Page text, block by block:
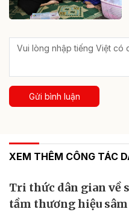
Gửi bình luận
XEM THÊM CÔNG TÁC
Tri thức dân gian về
tầm thương hiệu